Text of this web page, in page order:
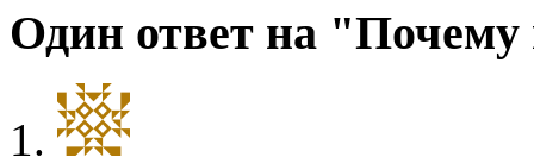
Один ответ на "Почему